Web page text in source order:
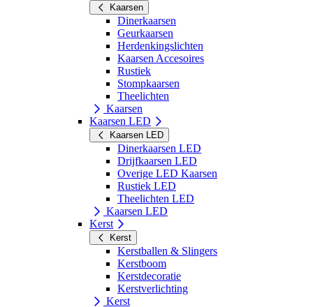
Kaarsen
Dinerkaarsen
Geurkaarsen
Herdenkingslichten
Kaarsen Accesoires
Rustiek
Stompkaarsen
Theelichten
Kaarsen
Kaarsen LED
Kaarsen LED
Dinerkaarsen LED
Drijfkaarsen LED
Overige LED Kaarsen
Rustiek LED
Theelichten LED
Kaarsen LED
Kerst
Kerst
Kerstballen & Slingers
Kerstboom
Kerstdecoratie
Kerstverlichting
Kerst